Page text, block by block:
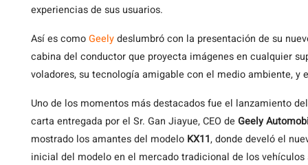
experiencias de sus usuarios.
Así es comoGeelydeslumbró con la presentación de su
cabina del conductor que proyecta imágenes en cualquier
voladores, su tecnología amigable con el medio ambiente, y
Uno de los momentos más destacados fue el lanzamiento
carta entregada por el Sr. Gan Jiayue, CEO de Geely
mostrado los amantes del modelo KX11, donde develó el
inicial del modelo en el mercado tradicional de los